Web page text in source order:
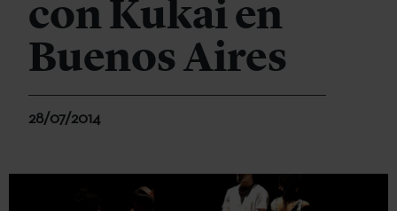
con Kukai en
Buenos Aires
28/07/2014